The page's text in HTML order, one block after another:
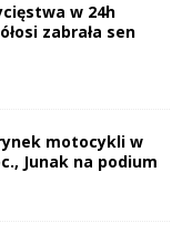
w 24h
zabrała sen
motocykli w
Junak na podium